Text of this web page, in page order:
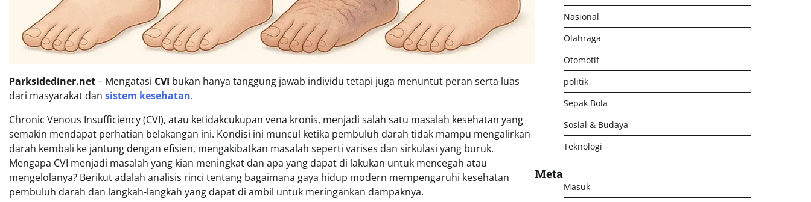
Parksidediner.net– Mengatasi CVI bukan hanya tanggung jawab individu tetapi juga menuntut peran serta luas
dari masyarakat dan sistem kesehatan.
Chronic Venous Insufficiency (CVI), atau ketidakcukupan vena kronis, menjadi salah satu masalah kesehatan yang
semakin mendapat perhatian belakangan ini. Kondisi ini muncul ketika pembuluh darah tidak mampu mengalirkan
darah kembali ke jantung dengan efisien, mengakibatkan masalah seperti varises dan sirkulasi yang buruk.
Mengapa CVI menjadi masalah yang kian meningkat dan apa yang dapat di lakukan untuk mencegah atau
mengelolanya? Berikut adalah analisis rinci tentang bagaimana gaya hidup modern mempengaruhi kesehatan
pembuluh darah dan langkah-langkah yang dapat di ambil untuk meringankan dampaknya.
Nasional
Olahraga
Otomotif
politik
Sepak Bola
Sosial & Budaya
Teknologi
Meta
Masuk